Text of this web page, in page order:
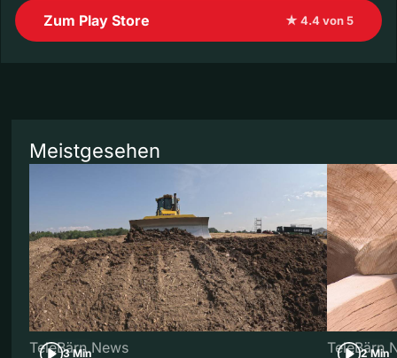
Zum Play Store ★ 4.4 von 5
Meistgesehen
3 Min
TeleBärn News 2 Min
TeleBärn